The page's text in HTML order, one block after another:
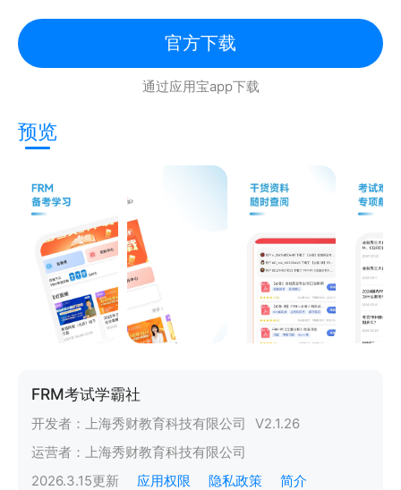
官方下载
通过应用宝app下载
预览
FRM考试学霸社
开发者： 上海秀财教育科技有限公司 V2.1.26
运营者： 上海秀财教育科技有限公司
2026.3.15更新 应用权限 隐私政策 简介